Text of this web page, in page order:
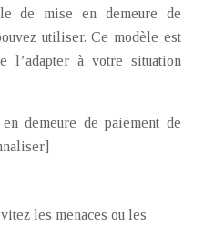
de mise en demeure de
utiliser. Ce modèle est
l’adapter à votre situation
demeure de paiement de
les menaces ou les